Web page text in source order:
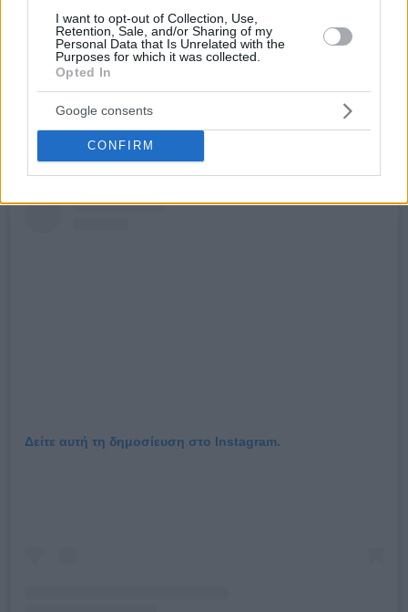
I want to opt-out of Collection, Use,
Retention, Sale, and/or Sharing of my
Personal Data that Is Unrelated with the
Purposes for which it was collected.
Opted In
Google consents
CONFIRM
Αυτά ήταν τα λόγια του Τέιτουμ πριν από μερικές ημέρες,
σε μία συνέντευξη που παραχώρησε στο
Show” και όπως φαίνεται επιχειρεί να το κάνει
πραγματικότητα.
Δείτε αυτή τη δημοσίευση στο Instagram.